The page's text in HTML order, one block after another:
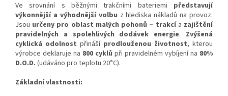
Ve srovnání s běžnými trakčními bateriemi představují
výkonnější a výhodnější volbu z hlediska nákladů na provoz.
Jsou určeny pro oblast malých pohonů – trakcía zajištění
pravidelných a spolehlivých dodávek energie. Zvýšená
cyklická odolnost přináší prodlouženou životnost, kterou
výrobce deklaruje na 800 cyklů při pravidelném vybíjení na 80%
D.O.D. (udáváno pro teplotu 20°C).
Základní vlastnosti: